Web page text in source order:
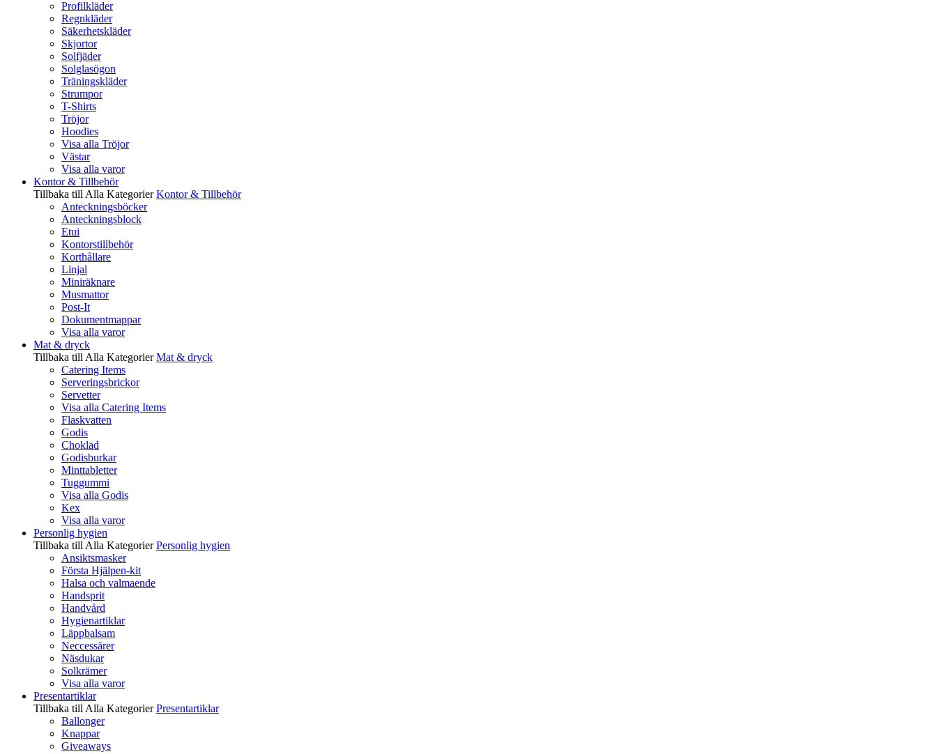
Profilkläder
Regnkläder
Säkerhetskläder
Skjortor
Solfjäder
Solglasögon
Träningskläder
Strumpor
T-Shirts
Tröjor
Hoodies
Visa alla Tröjor
Västar
Visa alla varor
Kontor & Tillbehör
Tillbaka till Alla Kategorier Kontor & Tillbehör
Anteckningsböcker
Anteckningsblock
Etui
Kontorstillbehör
Korthållare
Linjal
Miniräknare
Musmattor
Post-It
Dokumentmappar
Visa alla varor
Mat & dryck
Tillbaka till Alla Kategorier Mat & dryck
Catering Items
Serveringsbrickor
Servetter
Visa alla Catering Items
Flaskvatten
Godis
Choklad
Godisburkar
Minttabletter
Tuggummi
Visa alla Godis
Kex
Visa alla varor
Personlig hygien
Tillbaka till Alla Kategorier Personlig hygien
Ansiktsmasker
Första Hjälpen-kit
Halsa och valmaende
Handsprit
Handvård
Hygienartiklar
Läppbalsam
Neccessärer
Näsdukar
Solkrämer
Visa alla varor
Presentartiklar
Tillbaka till Alla Kategorier Presentartiklar
Ballonger
Knappar
Giveaways